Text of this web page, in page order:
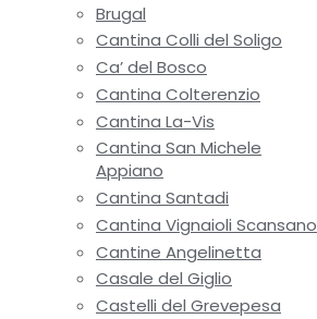
Brugal
Cantina Colli del Soligo
Ca’ del Bosco
Cantina Colterenzio
Cantina La-Vis
Cantina San Michele
Appiano
Cantina Santadi
Cantina Vignaioli Scansano
Cantine Angelinetta
Casale del Giglio
Castelli del Grevepesa